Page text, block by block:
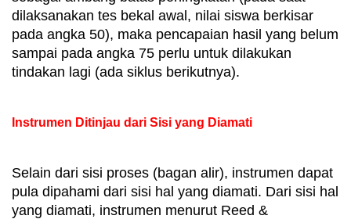
dilaksanakan tes bekal awal, nilai siswa berkisar
pada angka 50), maka pencapaian hasil yang belum
sampai pada angka 75 perlu untuk dilakukan
tindakan lagi (ada siklus berikutnya).
Instrumen Ditinjau dari Sisi yang Diamati
Selain dari sisi proses (bagan alir), instrumen dapat
pula dipahami dari sisi hal yang diamati. Dari sisi hal
yang diamati, instrumen menurut Reed &